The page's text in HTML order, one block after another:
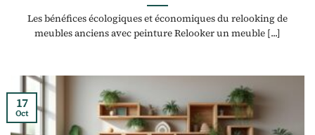
Les bénéfices écologiques et économiques du relooking de
meubles anciens avec peinture Relooker un meuble [...]
17
Oct